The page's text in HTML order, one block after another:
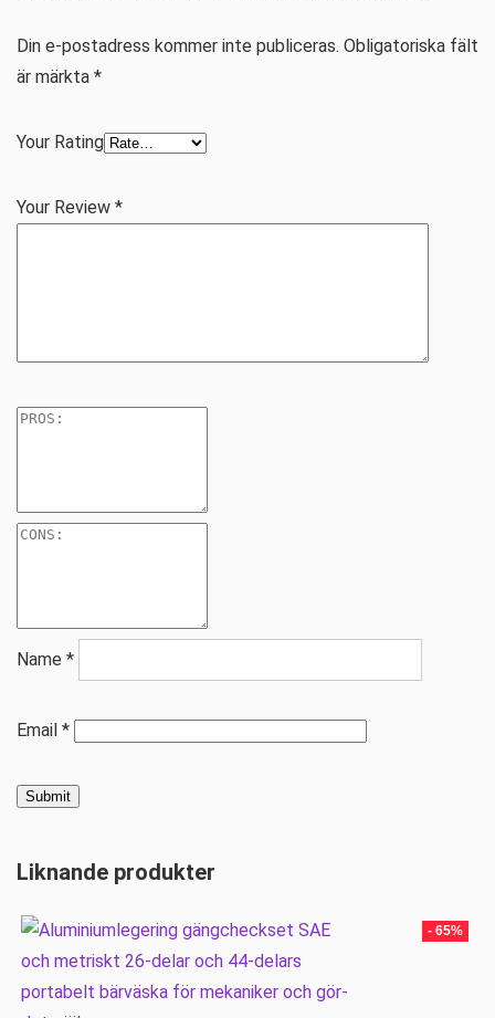
Din e-postadress kommer inte publiceras. Obligatoriska fält
är märkta *
Your Rating
Your Review *
Name *
Email *
Liknande produkter
- 65%